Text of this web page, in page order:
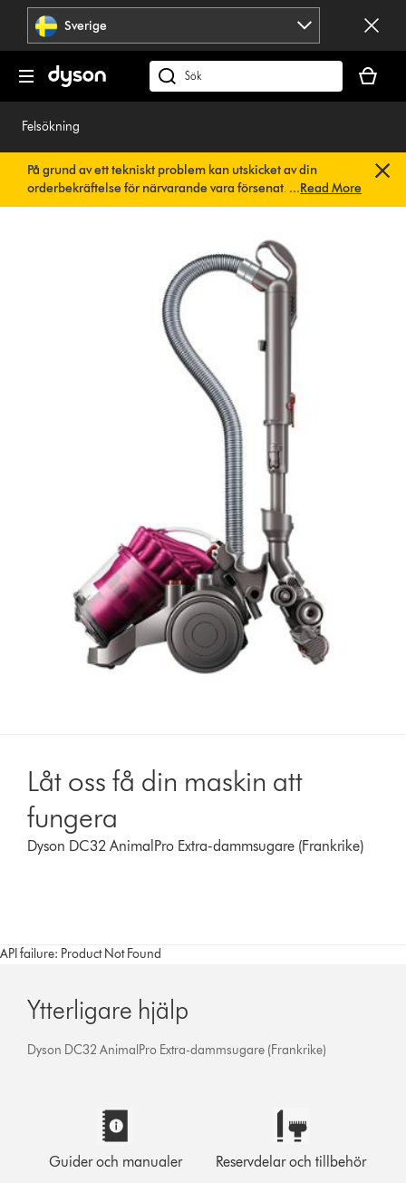
Hoppa
navigering
Sverige
Sök
på
är
tom
Felsökning
På grund av ett tekniskt problem kan utskicket av din
orderbekräftelse för närvarande vara försenat. Vi arbetar
redan på en snabb lösning.Du behöver inte göra någonting.
...Read More
Låt oss få din maskin att
fungera
Dyson DC32 AnimalPro Extra-dammsugare (Frankrike)
API failure: Product Not Found
Ytterligare hjälp
Dyson DC32 AnimalPro Extra-dammsugare (Frankrike)
Guider och manualer Reservdelar och tillbehör